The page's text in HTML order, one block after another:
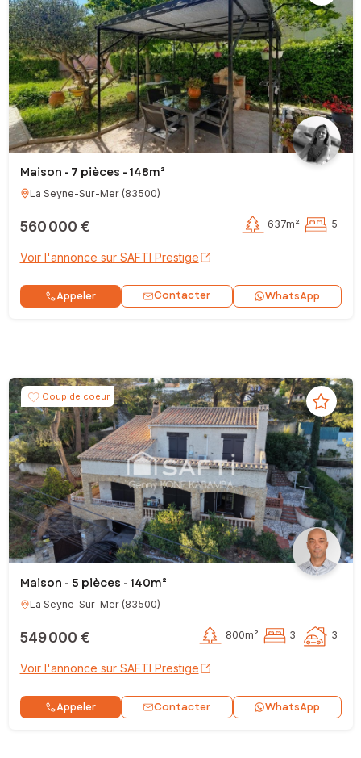
Maison - 7 pièces - 148m²
La Seyne-Sur-Mer(83500)
560 000 € 637m² 5
Voir l'annonce sur SAFTI Prestige
Appeler Contacter WhatsApp
Coup de coeur
Maison - 5 pièces - 140m²
La Seyne-Sur-Mer(83500)
549 000 € 800m² 3 3
Voir l'annonce sur SAFTI Prestige
Appeler Contacter WhatsApp